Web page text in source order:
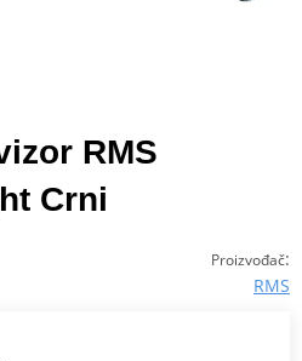
RMS
Crni
Proizvođač:
RMS